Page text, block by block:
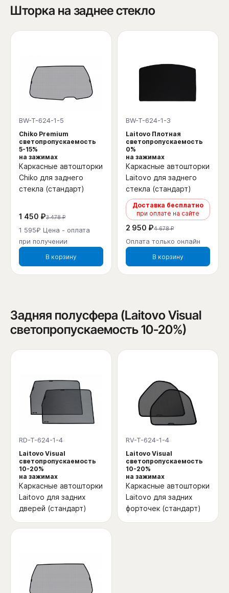
Шторка на заднее стекло
BW-T-624-1-5
Chiko Premium
светопропускаемость
5-15%
на зажимах
Каркасные автошторки
Chiko для заднего
стекла (стандарт)
1 450 ₽3 478 ₽
1 595₽ Цена - оплата
при получении
В корзину
BW-T-624-1-3
Laitovo Плотная
светопропускаемость
0%
на зажимах
Каркасные автошторки
Laitovo для заднего
стекла (стандарт)
Доставка бесплатно
при оплате на сайте
2 950 ₽4 678 ₽
Оплата только онлайн
В корзину
Задняя полусфера (Laitovo Visual
светопропускаемость 10-20%)
RD-T-624-1-4
Laitovo Visual
светопропускаемость
10-20%
на зажимах
Каркасные автошторки
Laitovo для задних
дверей (стандарт)
RV-T-624-1-4
Laitovo Visual
светопропускаемость
10-20%
на зажимах
Каркасные автошторки
Laitovo для задних
форточек (стандарт)